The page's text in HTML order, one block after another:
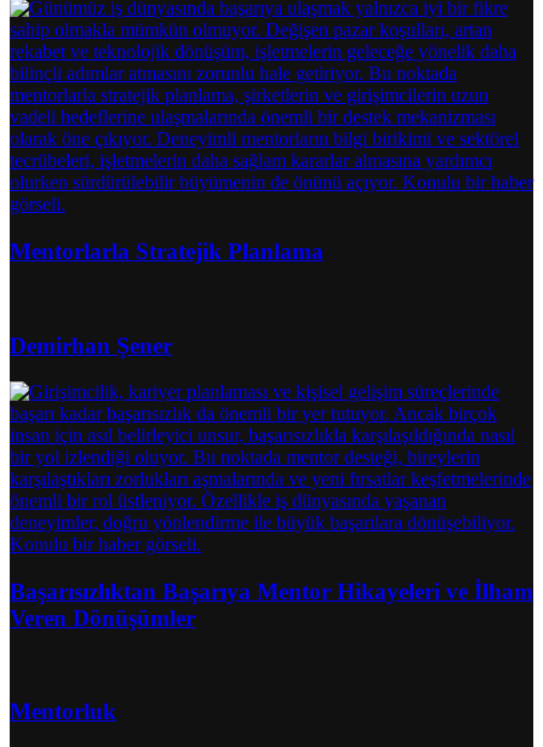
Mentorlarla Stratejik Planlama
Demirhan Şener
Başarısızlıktan Başarıya Mentor Hikayeleri ve İlham
Veren Dönüşümler
Mentorluk